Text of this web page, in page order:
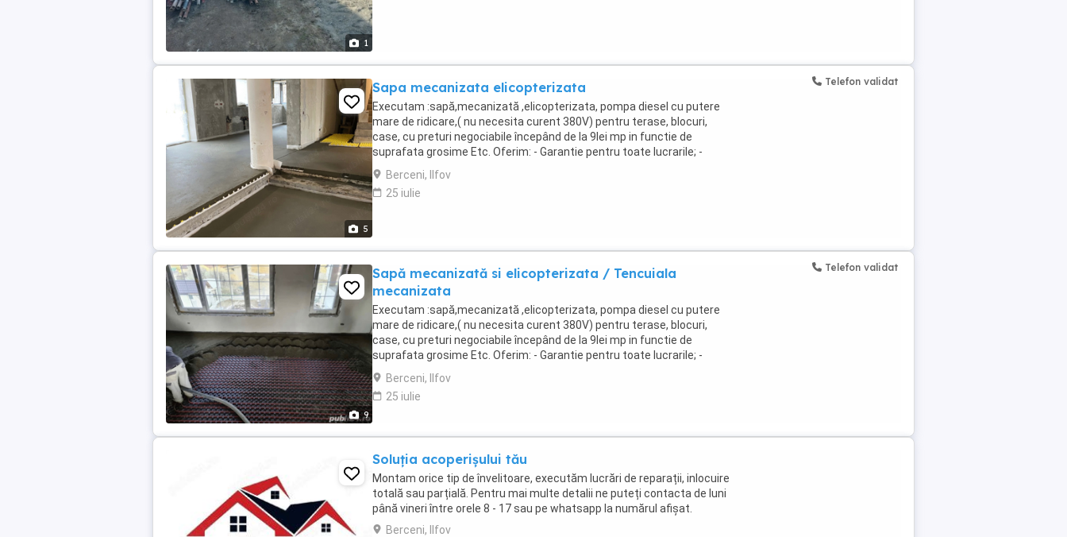
1
5
Sapa mecanizata elicopterizata
Executam :sapă,mecanizată ,elicopterizata, pompa diesel cu putere
mare de ridicare,( nu necesita curent 380V) pentru terase, blocuri,
case, cu preturi negociabile începând de la 9lei mp in functie de
suprafata grosime Etc. Oferim: - Garantie pentru toate lucrarile; -
Echipa tanara si dinamica; - Echipamente ...
Berceni, Ilfov
25 iulie
Telefon validat
9
Sapă mecanizată si elicopterizata / Tencuiala
mecanizata
Executam :sapă,mecanizată ,elicopterizata, pompa diesel cu putere
mare de ridicare,( nu necesita curent 380V) pentru terase, blocuri,
case, cu preturi negociabile începând de la 9lei mp in functie de
suprafata grosime Etc. Oferim: - Garantie pentru toate lucrarile; -
Echipa tanara si dinamica; - Echipamente ...
Berceni, Ilfov
25 iulie
Telefon validat
Soluția acoperișului tău
Montam orice tip de învelitoare, executăm lucrări de reparații, inlocuire
totală sau parțială. Pentru mai multe detalii ne puteți contacta de luni
până vineri între orele 8 - 17 sau pe whatsapp la numărul afișat.
Berceni, Ilfov